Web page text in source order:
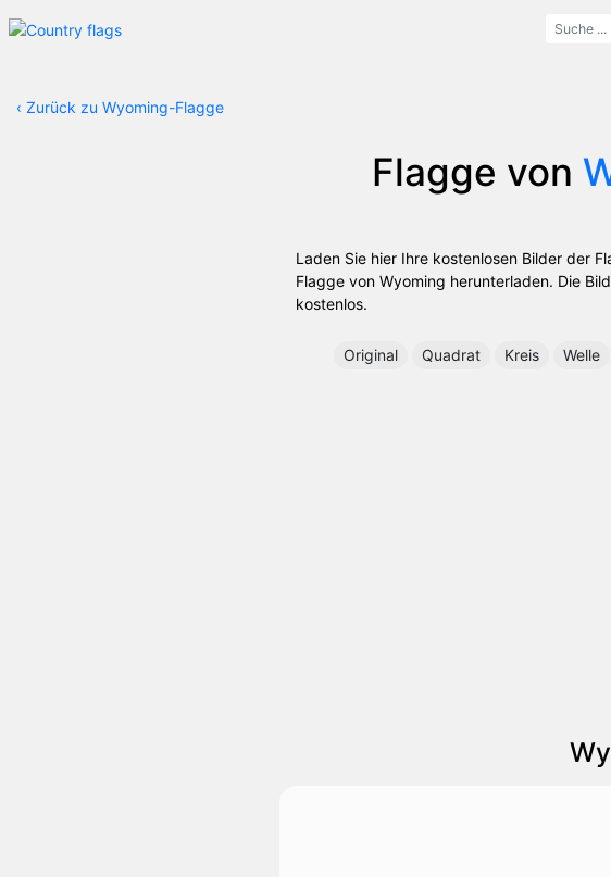
‹ Zurück zu Wyoming-Flagge
Flagge von
Laden Sie hier Ihre kostenlosen Bilder der
Flagge von Wyoming herunterladen. Die
kostenlos.
Original Quadrat Kreis Welle